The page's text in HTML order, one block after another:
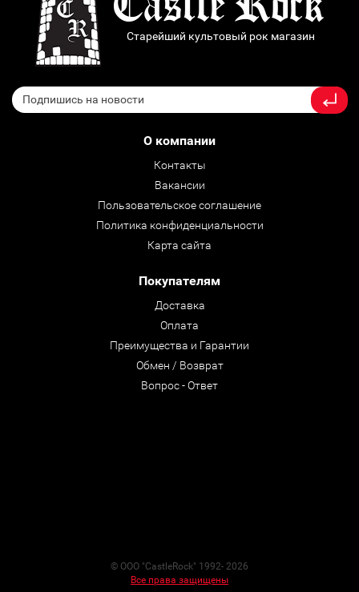
Старейший культовый рок магазин
О компании
Контакты
Вакансии
Пользовательское соглашение
Политика конфиденциальности
Карта сайта
Покупателям
Доставка
Оплата
Преимущества и Гарантии
Обмен / Возврат
Вопрос - Ответ
© ООО "CastleRock" 1992- 2026
Все права защищены